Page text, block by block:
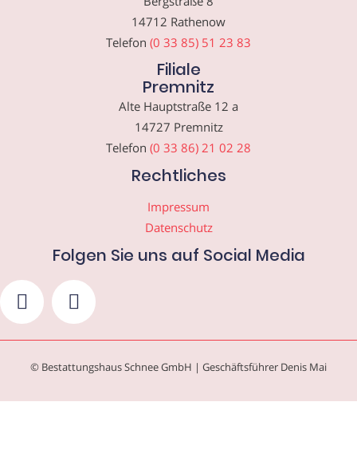
14712 Rathenow
Telefon (0 33 85) 51 23 83
Filiale
Premnitz
Alte Hauptstraße 12 a
14727 Premnitz
Telefon (0 33 86) 21 02 28
Rechtliches
Impressum
Datenschutz
Folgen Sie uns auf Social Media
© Bestattungshaus Schnee GmbH | Geschäftsführer Denis Mai